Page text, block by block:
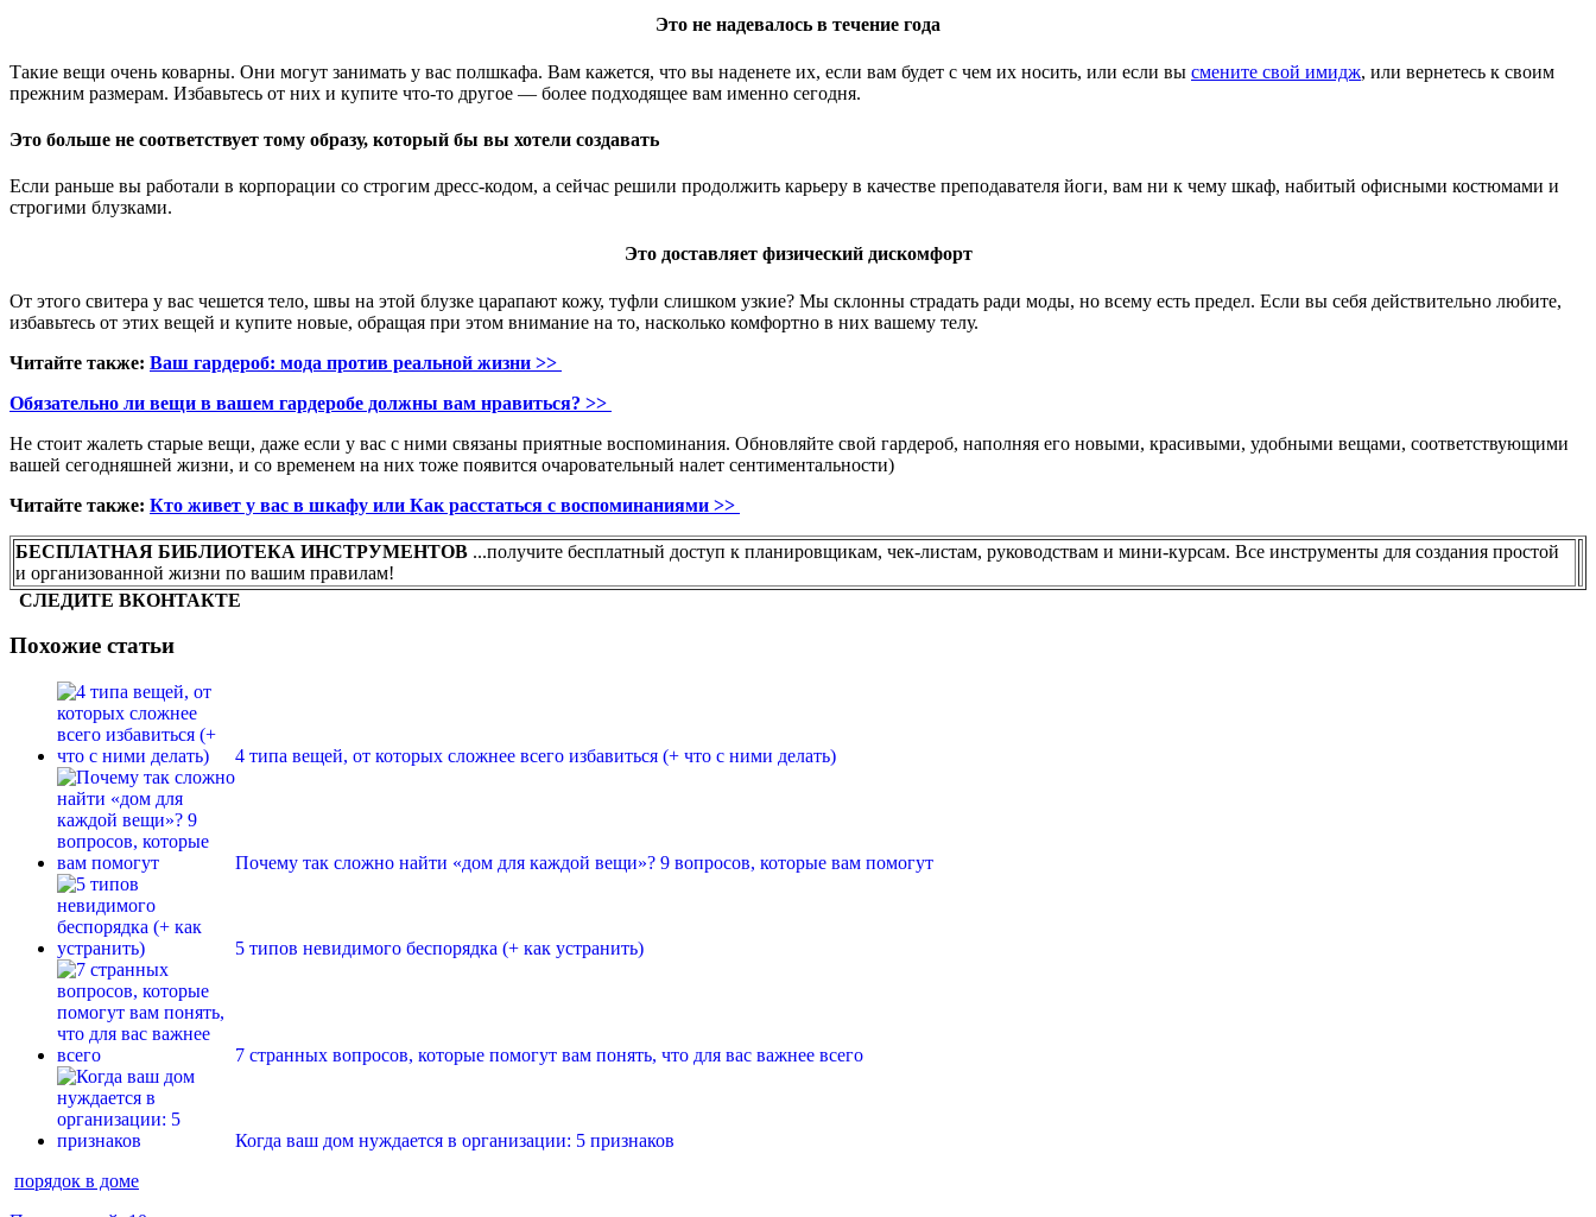
Это не надевалось в течение года
Такие вещи очень коварны. Они могут занимать у вас полшкафа. Вам кажется, что вы наденете их, если вам будет с чем их носить, или если вы смените свой имидж, или вернетесь к своим
прежним размерам. Избавьтесь от них и купите что-то другое — более подходящее вам именно сегодня.
Это больше не соответствует тому образу, который бы вы хотели создавать
Если раньше вы работали в корпорации со строгим дресс-кодом, а сейчас решили продолжить карьеру в качестве преподавателя йоги, вам ни к чему шкаф, набитый офисными костюмами и
строгими блузками.
Это доставляет физический дискомфорт
От этого свитера у вас чешется тело, швы на этой блузке царапают кожу, туфли слишком узкие? Мы склонны страдать ради моды, но всему есть предел. Если вы себя действительно любите,
избавьтесь от этих вещей и купите новые, обращая при этом внимание на то, насколько комфортно в них вашему телу.
Читайте также: Ваш гардероб: мода против реальной жизни >>
Обязательно ли вещи в вашем гардеробе должны вам нравиться? >>
Не стоит жалеть старые вещи, даже если у вас с ними связаны приятные воспоминания. Обновляйте свой гардероб, наполняя его новыми, красивыми, удобными вещами, соответствующими
вашей сегодняшней жизни, и со временем на них тоже появится очаровательный налет сентиментальности)
Читайте также: Кто живет у вас в шкафу или Как расстаться с воспоминаниями >>
БЕСПЛАТНАЯ БИБЛИОТЕКА ИНСТРУМЕНТОВ ...получите бесплатный доступ к планировщикам, чек-листам, руководствам и мини-курсам. Все инструменты для создания простой
и организованной жизни по вашим правилам!
СЛЕДИТЕ ВКОНТАКТЕ
Похожие статьи
4 типа вещей, от которых сложнее всего избавиться (+ что с ними делать)
Почему так сложно найти «дом для каждой вещи»? 9 вопросов, которые вам помогут
5 типов невидимого беспорядка (+ как устранить)
7 странных вопросов, которые помогут вам понять, что для вас важнее всего
Когда ваш дом нуждается в организации: 5 признаков
порядок в доме